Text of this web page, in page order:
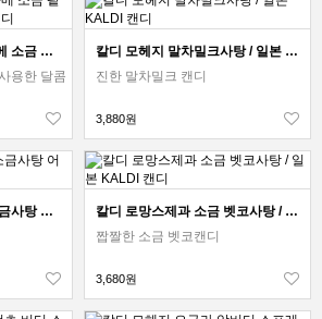
칼디 도카치 시오앙코아메 소금 팥사탕(검정) / 일본 KALDI 캔디
용한 달콤
칼디 모헤지 말차밀크사탕 / 일본 KALDI 캔디
진한 말차밀크 캔디
3,880원
칼디 모헤지 시오아메 소금사탕 어소트 / 일본 KALDI 캔디
칼디 로망스제과 소금 벳코사탕 / 일본 KALDI 캔디
짭짤한 소금 벳코캔디
3,680원